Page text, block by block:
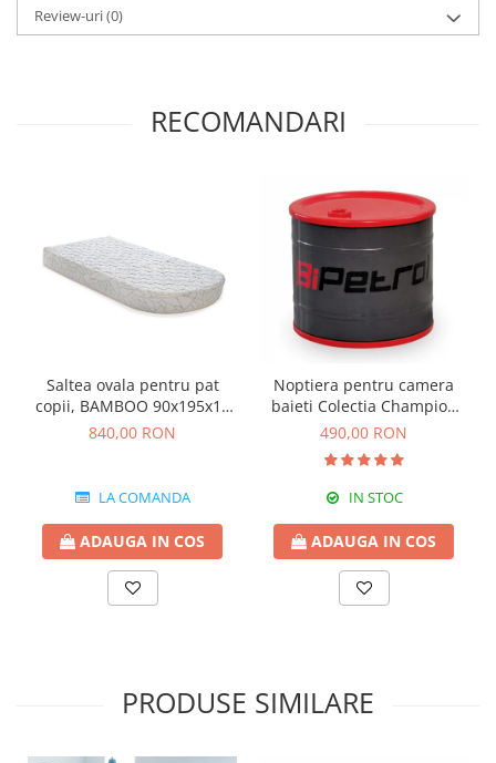
Review-uri(0)
RECOMANDARI
Saltea ovala pentru pat
copii, BAMBOO 90x195x19
cm
840,00 RON
LA COMANDA
ADAUGA IN COS
Noptiera pentru camera
baieti Colectia Champion
Racer
490,00 RON
IN STOC
ADAUGA IN COS
PRODUSE SIMILARE